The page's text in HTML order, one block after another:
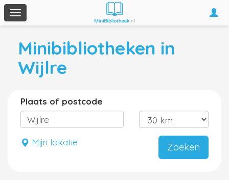
Toggle
navigation
Minibibliotheken in
Wijlre
Plaats of postcode
Mijn lokatie Zoeken